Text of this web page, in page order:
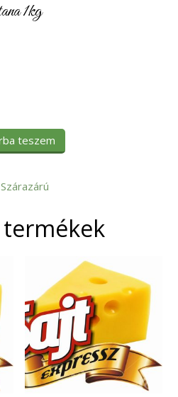
1kg
teszem
Szárazárú
termékek